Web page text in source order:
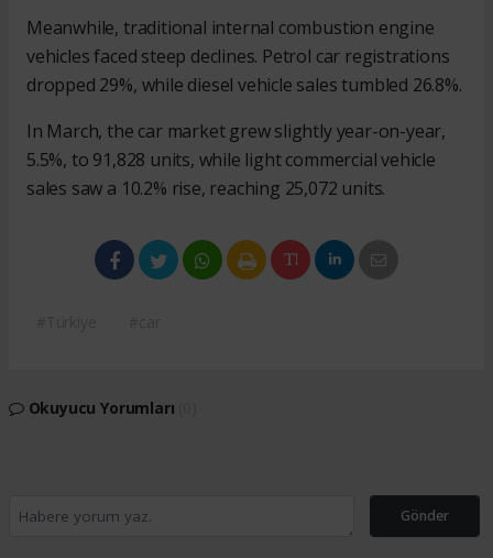
Meanwhile, traditional internal combustion engine
vehicles faced steep declines. Petrol car registrations
dropped 29%, while diesel vehicle sales tumbled 26.8%.
In March, the car market grew slightly year-on-year,
5.5%, to 91,828 units, while light commercial vehicle
sales saw a 10.2% rise, reaching 25,072 units.
Okuyucu Yorumları
Gönder